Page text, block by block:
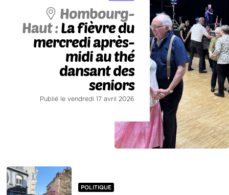
Hombourg-
Haut :La fièvre du
mercredi après-
midi au thé
dansant des
seniors
Publié le vendredi 17 avril 2026
POLITIQUE